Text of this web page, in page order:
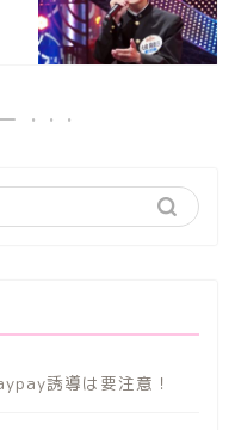
誘導は要注意！